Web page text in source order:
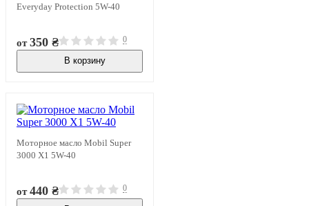
Everyday Protection 5W-40
от350 ₴ 0
В корзину
Моторное масло Mobil Super
3000 X1 5W-40
от440 ₴ 0